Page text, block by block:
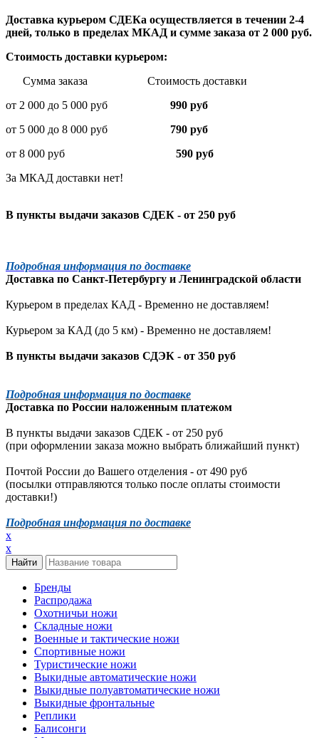
Доставка курьером СДЕКа осуществляется в течении 2-4
дней, только в пределах МКАД и сумме заказа от 2 000 руб.
Стоимость доставки курьером:
Сумма заказа Стоимость доставки
от 2 000 до 5 000 руб
990 руб
от 5 000 до 8 000 руб 790 руб
от 8 000 руб 590 руб
За МКАД доставки нет!
В пункты выдачи заказов СДЕК - от 250 руб
Подробная информация по доставке
Доставка по Санкт-Петербургу и Ленинградской области
Курьером в пределах КАД - Временно не доставляем!
Курьером за КАД (до 5 км) - Временно не доставляем!
В пункты выдачи заказов СДЭК - от 350 руб
Подробная информация по доставке
Доставка по России наложенным платежом
В пункты выдачи заказов СДЕК - от 250 руб
(при оформлении заказа можно выбрать ближайший пункт)
Почтой России до Вашего отделения - от 490 руб
(посылки отправляются только после оплаты стоимости
доставки!)
Подробная информация по доставке
x
x
Бренды
Распродажа
Охотничьи ножи
Складные ножи
Военные и тактические ножи
Спортивные ножи
Туристические ножи
Выкидные автоматические ножи
Выкидные полуавтоматические ножи
Выкидные фронтальные
Реплики
Балисонги